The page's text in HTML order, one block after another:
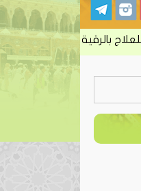
الشرعية من الكتاب